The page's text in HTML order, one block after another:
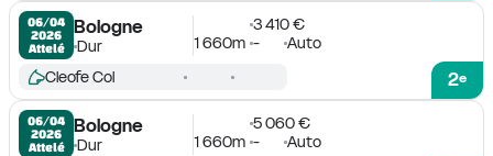
06/04
2026
Attelé
Bologne
Dur
3 410 €
1 660m - Auto
2e
Cleofe Col
06/04
2026
Attelé
Bologne
Dur
5 060 €
1 660m - Auto